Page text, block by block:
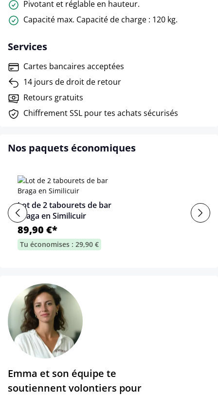
Pivotant et réglable en hauteur.
Capacité max. Capacité de charge : 120 kg.
Services
Cartes bancaires acceptées
14 jours de droit de retour
Retours gratuits
Chiffrement SSL pour tes achats sécurisés
Nos paquets économiques
Lot de 2 tabourets de bar
Braga en Similicuir
89,90 €*
Tu économises : 29,90 €
Emma et son équipe te
soutiennent volontiers pour